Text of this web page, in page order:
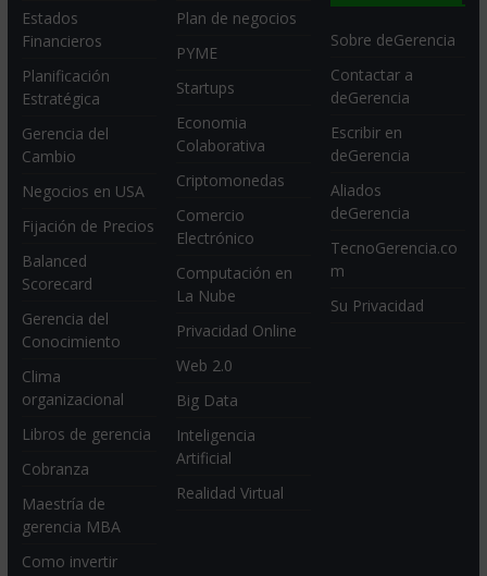
Estados
Financieros
Planificación
Estratégica
Gerencia del
Cambio
Negocios en USA
Fijación de Precios
Balanced
Scorecard
Gerencia del
Conocimiento
Clima
organizacional
Libros de gerencia
Cobranza
Maestría de
gerencia MBA
Como invertir
Plan de negocios
PYME
Startups
Economia
Colaborativa
Criptomonedas
Comercio
Electrónico
Computación en
La Nube
Privacidad Online
Web 2.0
Big Data
Inteligencia
Artificial
Realidad Virtual
Sobre deGerencia
Contactar a
deGerencia
Escribir en
deGerencia
Aliados
deGerencia
TecnoGerencia.co
m
Su Privacidad